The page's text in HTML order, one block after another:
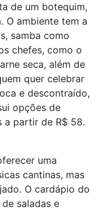
de um botequim,
O ambiente tem a
samba como
chefes, como o
seca, além de
quer celebrar
e descontraído,
opções de
partir de R$ 58.
uma
cantinas, mas
O cardápio do
saladas e